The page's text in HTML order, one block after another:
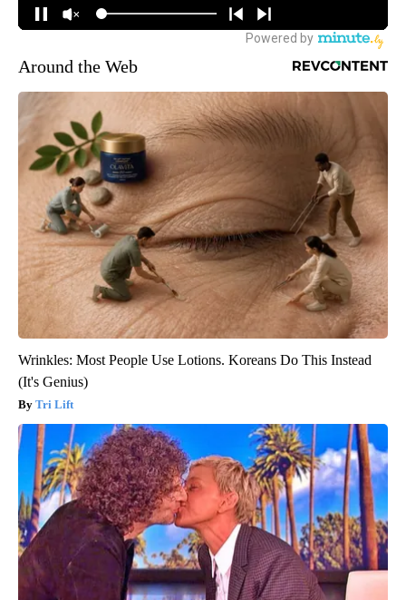
Around the Web
Wrinkles: Most People Use Lotions. Koreans Do This Instead
(It's Genius)
Tri Lift